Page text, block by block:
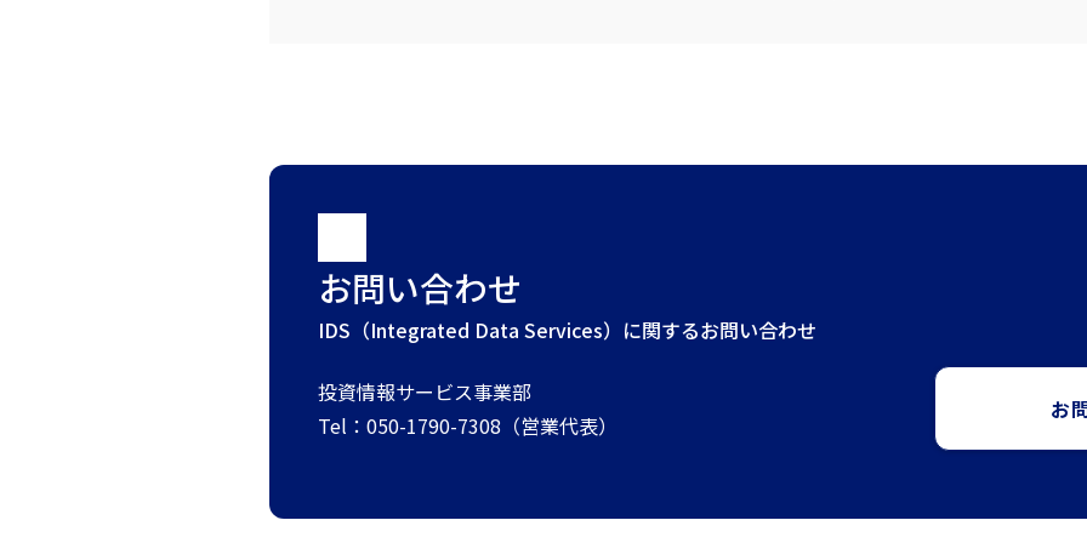
お問い合わせ
IDS（Integrated Data Services）に関するお問い合わせ
投資情報サービス事業部
Tel：050-1790-7308（営業代表）
お